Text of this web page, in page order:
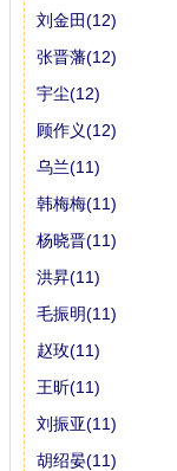
刘金田(12)
张晋藩(12)
宇尘(12)
顾作义(12)
乌兰(11)
韩梅梅(11)
杨晓晋(11)
洪昇(11)
毛振明(11)
赵玫(11)
王昕(11)
刘振亚(11)
胡绍晏(11)